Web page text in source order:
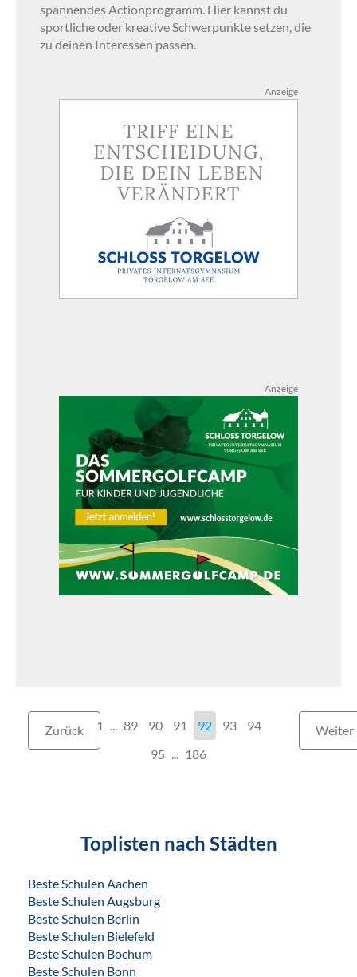
spannendes Actionprogramm. Hier kannst du
sportliche oder kreative Schwerpunkte setzen, die
zu deinen Interessen passen.
Anzeige
Anzeige
Zurück 1 89 90 91 92 93
94
95
186
Weiter
Toplisten nach Städten
Beste Schulen Aachen
Beste Schulen Augsburg
Beste Schulen Berlin
Beste Schulen Bielefeld
Beste Schulen Bochum
Beste Schulen Bonn